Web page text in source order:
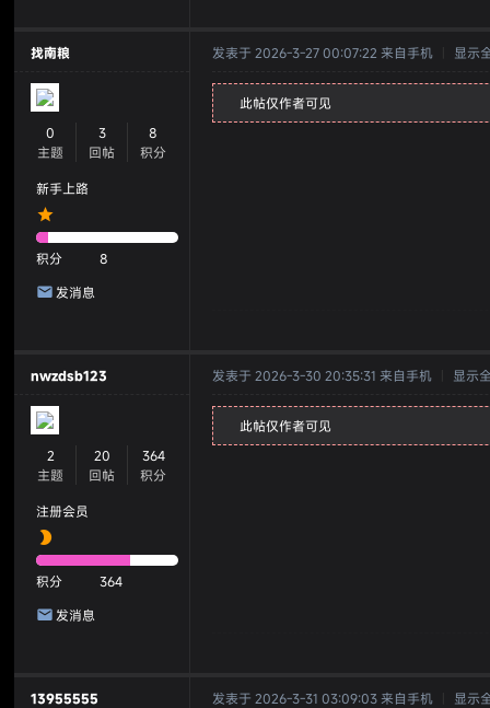
找南粮
0
主题
3
回帖
8
积分
新手上路
积分
8
发消息
发表于 2026-3-27 00:07:22 来自手机 显示
此帖仅作者可见
nwzdsb123
2
主题
20
回帖
364
积分
注册会员
积分
364
发消息
发表于 2026-3-30 20:35:31 来自手机 显示
此帖仅作者可见
13955555 发表于 2026-3-31 03:09:03 来自手机 显示